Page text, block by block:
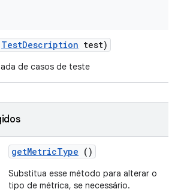
TestDescription test)
de casos de teste
getMetricType ()
Substitua esse método para alterar o
tipo de métrica, se necessário.